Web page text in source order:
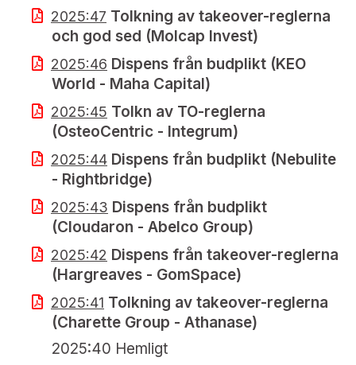
2025:47 Tolkning av takeover-reglerna
och god sed (Molcap Invest)
2025:46 Dispens från budplikt (KEO
World - Maha Capital)
2025:45 Tolkn av TO-reglerna
(OsteoCentric - Integrum)
2025:44 Dispens från budplikt (Nebulite
- Rightbridge)
2025:43 Dispens från budplikt
(Cloudaron - Abelco Group)
2025:42 Dispens från takeover-reglerna
(Hargreaves - GomSpace)
2025:41 Tolkning av takeover-reglerna
(Charette Group - Athanase)
2025:40 Hemligt